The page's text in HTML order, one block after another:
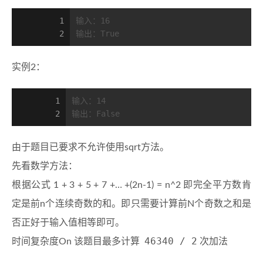
1
2
输入：16
输出：True
实例2：
1
2
输入：14
输出：False
由于题目已要求不允许使用sqrt方法。
先看数学方法：
根据公式 1 + 3 + 5 + 7 +… +(2n-1) = n^2 即完全平方数肯
定是前n个连续奇数的和。即只需要计算前N个奇数之和是
否正好于输入值相等即可。
时间复杂度On 该题目最多计算 46340 / 2 次加法